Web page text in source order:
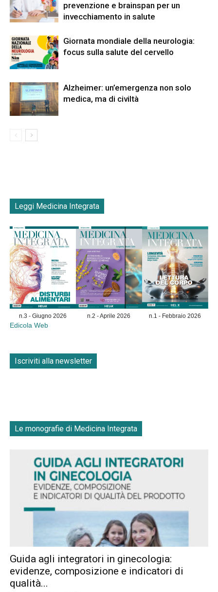
prevenzione e brainspan per un
invecchiamento in salute
Giornata mondiale della neurologia:
focus sulla salute del cervello
Alzheimer: un’emergenza non solo
medica, ma di civiltà
Leggi Medicina Integrata
n.3 - Giugno 2026 n.2 - Aprile 2026 n.1 - Febbraio 2026
Edicola Web
Iscriviti alla newsletter
Le monografie di Medicina Integrata
Guida agli integratori in ginecologia:
evidenze, composizione e indicatori di
qualità...